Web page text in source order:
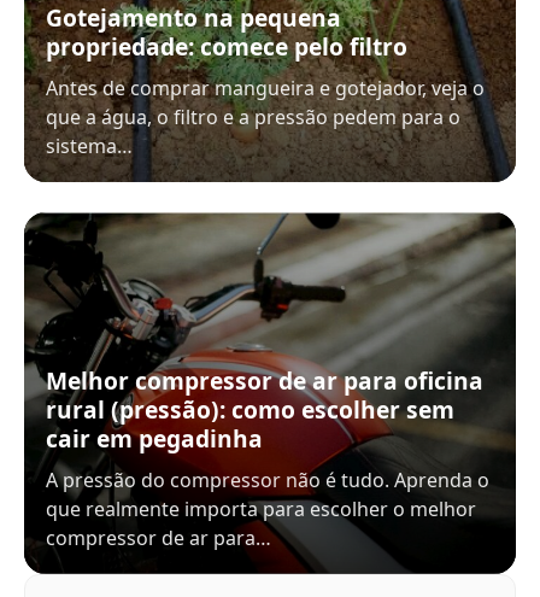
Gotejamento na pequena
propriedade: comece pelo filtro
Antes de comprar mangueira e gotejador, veja o
que a água, o filtro e a pressão pedem para o
sistema…
Melhor compressor de ar para oficina
rural (pressão): como escolher sem
cair em pegadinha
A pressão do compressor não é tudo. Aprenda o
que realmente importa para escolher o melhor
compressor de ar para…